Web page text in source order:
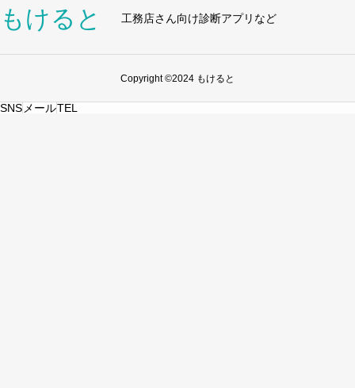
もけると 工務店さん向け診断アプリなど
Copyright ©2024 もけると
SNS メールTEL